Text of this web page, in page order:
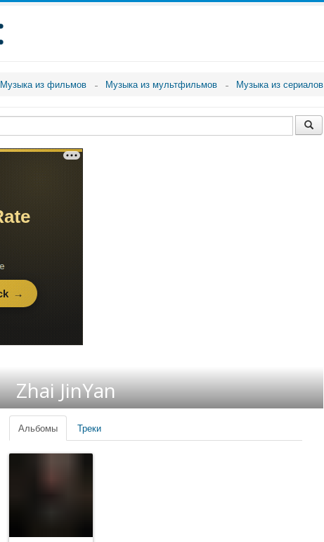
Музыка из фильмов Музыка из мультфильмов Музыка из сериалов
Zhai JinYan
Альбомы Треки